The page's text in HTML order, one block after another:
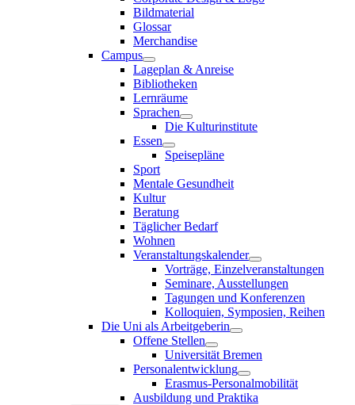
Bildmaterial
Glossar
Merchandise
Campus
Lageplan & Anreise
Bibliotheken
Lernräume
Sprachen
Die Kulturinstitute
Essen
Speisepläne
Sport
Mentale Gesundheit
Kultur
Beratung
Täglicher Bedarf
Wohnen
Veranstaltungskalender
Vorträge, Einzelveranstaltungen
Seminare, Ausstellungen
Tagungen und Konferenzen
Kolloquien, Symposien, Reihen
Die Uni als Arbeitgeberin
Offene Stellen
Universität Bremen
Personalentwicklung
Erasmus-Personalmobilität
Ausbildung und Praktika